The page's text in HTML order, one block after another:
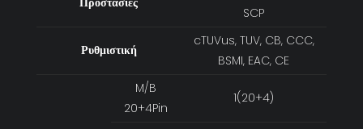
SCP
Ρυθμιστική
cTUVus, TUV, CB, CCC,
BSMI, EAC, CE
M/B
20+4Pin
1(20+4)